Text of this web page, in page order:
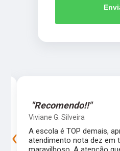
"Recomendo!!"
Viviane G. Silveira
A escola é TOP demais,
atendimento nota dez em
‹